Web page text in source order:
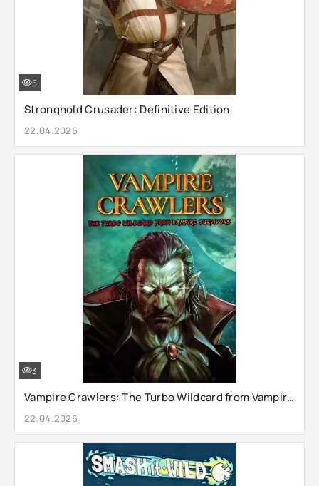
Stronghold Crusader: Definitive Edition
22.04.2026
5
Vampire Crawlers: The Turbo Wildcard from Vampire Survivors
22.04.2026
3